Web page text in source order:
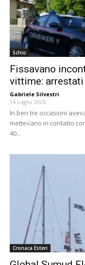
Schio
Fissavano
vittime: arrestati
Gabriele Silvestri -
14 Luglio 2026
In ben tre occasioni
mettevano in contatto
40...
Cronaca Esteri